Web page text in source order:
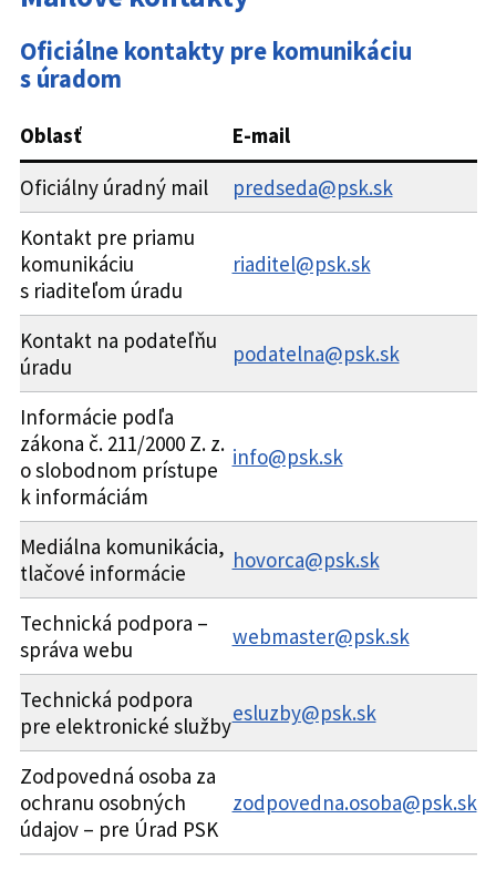
Oblasť
E-mail
Oficiálny úradný mail
predseda@psk.sk
Kontakt pre priamu
komunikáciu
s riaditeľom úradu
riaditel@psk.sk
Kontakt na podateľňu
úradu
podatelna@psk.sk
Informácie podľa
zákona č. 211/2000 Z. z.
o slobodnom prístupe
k informáciám
info@psk.sk
Mediálna komunikácia,
tlačové informácie
hovorca@psk.sk
Technická podpora –
správa webu
webmaster@psk.sk
Technická podpora
pre elektronické službyesluzby@psk.sk
Zodpovedná osoba za
ochranu osobných
údajov – pre Úrad PSK
zodpovedna.osoba@psk.sk
Oficiálne kontakty pre komunikáciu
s úradom